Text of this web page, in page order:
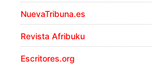
NuevaTribuna.es
Revista Afribuku
Escritores.org